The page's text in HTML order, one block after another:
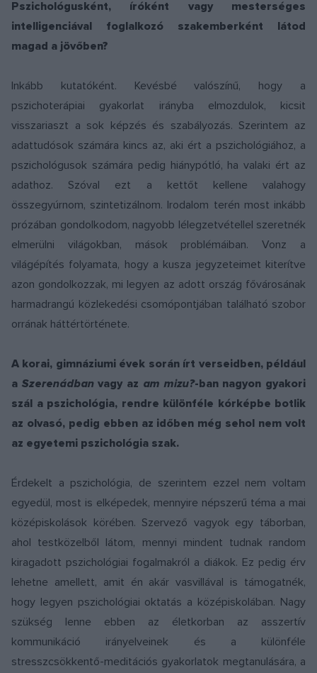
Pszichológusként, íróként vagy mesterséges
intelligenciával foglalkozó szakemberként látod
magad a jövőben?
Inkább kutatóként. Kevésbé valószínű, hogy a
pszichoterápiai gyakorlat irányba elmozdulok, kicsit
visszariaszt a sok képzés és szabályozás. Szerintem az
adattudósok számára kincs az, aki ért a pszichológiához, a
pszichológusok számára pedig hiánypótló, ha valaki ért az
adathoz. Szóval ezt a kettőt kellene valahogy
összegyúrnom, szintetizálnom. Irodalom terén most inkább
prózában gondolkodom, nagyobb lélegzetvétellel szeretnék
elmerülni világokban, mások problémáiban. Vonz a
világépítés folyamata, hogy a kusza jegyzeteimet kiterítve
azon gondolkozzak, mi legyen az adott ország fővárosának
harmadrangú közlekedési csomópontjában található szobor
orrának háttértörténete.
A korai, gimnáziumi évek során írt verseidben, például
a Szerenádbanvagy az am mizu?-ban nagyon gyakori
szál a pszichológia, rendre különféle kórképbe botlik
az olvasó, pedig ebben az időben még sehol nem volt
az egyetemi pszichológia szak.
Érdekelt a pszichológia, de szerintem ezzel nem voltam
egyedül, most is elképedek, mennyire népszerű téma a mai
középiskolások körében. Szervező vagyok egy táborban,
ahol testközelből látom, mennyi mindent tudnak random
kiragadott pszichológiai fogalmakról a diákok. Ez pedig érv
lehetne amellett, amit én akár vasvillával is támogatnék,
hogy legyen pszichológiai oktatás a középiskolában. Nagy
szükség lenne ebben az életkorban az asszertív
kommunikáció irányelveinek és a különféle
stresszcsökkentő-meditációs gyakorlatok megtanulására, a